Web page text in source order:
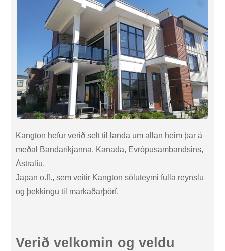
Kangton hefur verið selt til landa um allan heim þar á
meðal Bandaríkjanna, Kanada, Evrópusambandsins,
Ástralíu,
Japan o.fl., sem veitir Kangton söluteymi fulla reynslu
og þekkingu til markaðarþörf.
Verið velkomin og veldu